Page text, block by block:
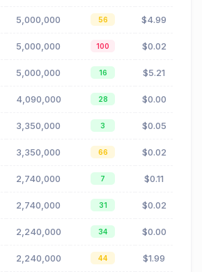
5,000,000 56 $4.99
5,000,000 100 $0.02
5,000,000 16 $5.21
4,090,000 28 $0.00
3,350,000 3 $0.05
3,350,000 66 $0.02
2,740,000 7 $0.11
2,740,000 31 $0.02
2,240,000 34 $0.00
2,240,000 44 $1.99